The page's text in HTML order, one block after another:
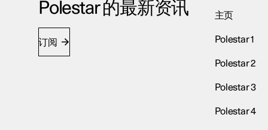
Polestar 的最新资讯
订阅
主页
Polestar 1
Polestar 2
Polestar 3
Polestar 4